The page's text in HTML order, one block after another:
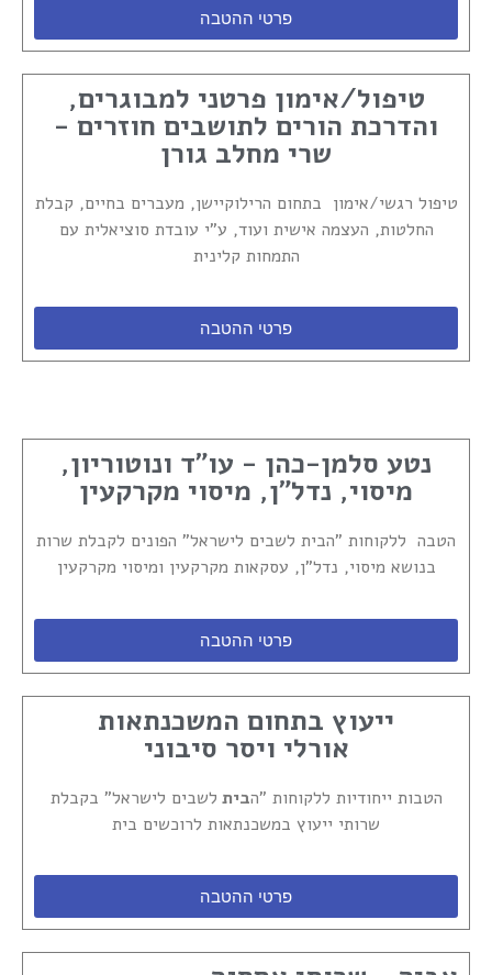
פרטי ההטבה
טיפול/אימון פרטני למבוגרים,
והדרכת הורים לתושבים חוזרים -
שרי מחלב גורן
טיפול רגשי/אימון בתחום הרילוקיישן, מעברים בחיים, קבלת
החלטות, העצמה אישית ועוד, ע"י עובדת סוציאלית עם
התמחות קלינית
פרטי ההטבה
נטע סלמן-כהן - עו"ד ונוטוריון,
מיסוי, נדל"ן, מיסוי מקרקעין
הטבה ללקוחות "הבית לשבים לישראל" הפונים לקבלת שרות
בנושא מיסוי, נדל"ן, עסקאות מקרקעין ומיסוי מקרקעין
פרטי ההטבה
ייעוץ בתחום המשכנתאות
אורלי ויסר סיבוני
הטבות ייחודיות ללקוחות "הבית לשבים לישראל" בקבלת
שרותי ייעוץ במשכנתאות לרוכשים בית
פרטי ההטבה